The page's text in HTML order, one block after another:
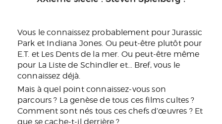
Vous le connaissez probablement pour Jurassic
Park et Indiana Jones. Ou peut-être plutôt pour
E.T. et Les Dents de la mer. Ou peut-être même
pour La Liste de Schindler et… Bref, vous le
connaissez déjà.
Mais à quel point connaissez-vous son
parcours ? La genèse de tous ces films cultes ?
Comment sont nés tous ces chefs d’œuvres ? Et
que se cache-t-il derrière ?